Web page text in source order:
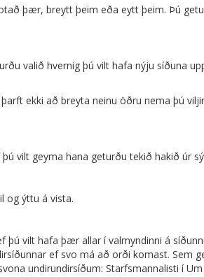
þær, breytt þeim eða eytt þeim. Þú
valið hvernig þú vilt hafa nýju síðuna
ekki að breyta neinu öðru nema þú
vilt geyma hana geturðu tekið hakið úr
og ýttu á vista.
vilt hafa þær allar í valmyndinni á
ef svo má að orði komast. Sem
undirundirsíðum: Starfsmannalisti í